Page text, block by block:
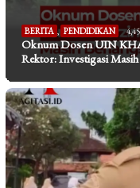
BERITA , PENDIDIKAN
Oknum Dosen UIN
Rektor: Investigasi